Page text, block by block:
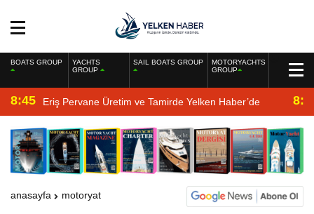
BOATS GROUP
YACHTS
GROUP
SAIL BOATS GROUP
MOTORYACHTS
GROUP
8:45 Eriş Pervane Üretim ve Tamirde Yelken Haber’de
anasayfa motoryat